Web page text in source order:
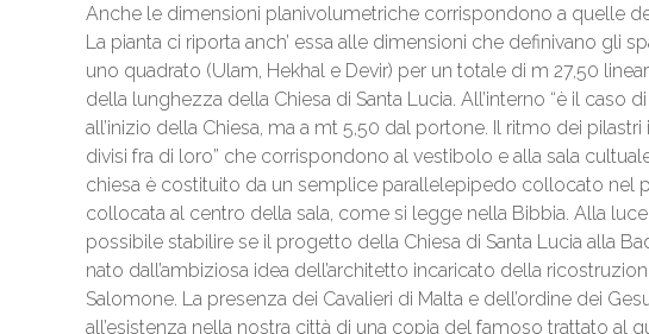
Anche le dimensioni planivolumetriche corrispondono a quelle
La pianta ci riporta anch’ essa alle dimensioni che definivano gli
uno quadrato (Ulam, Hekhal e Devir) per un totale di m 27,50
della lunghezza della Chiesa di Santa Lucia. All’interno “è il
all’inizio della Chiesa, ma a mt 5,50 dal portone. Il ritmo dei
divisi fra di loro” che corrispondono al vestibolo e alla sala
chiesa è costituito da un semplice parallelepipedo collocato nel
collocata al centro della sala, come si legge nella Bibbia. Alla
possibile stabilire se il progetto della Chiesa di Santa Lucia alla
nato dall’ambiziosa idea dell’architetto incaricato della
Salomone. La presenza dei Cavalieri di Malta e dell’ordine dei
all’esistenza nella nostra città di una copia del famoso trattato al